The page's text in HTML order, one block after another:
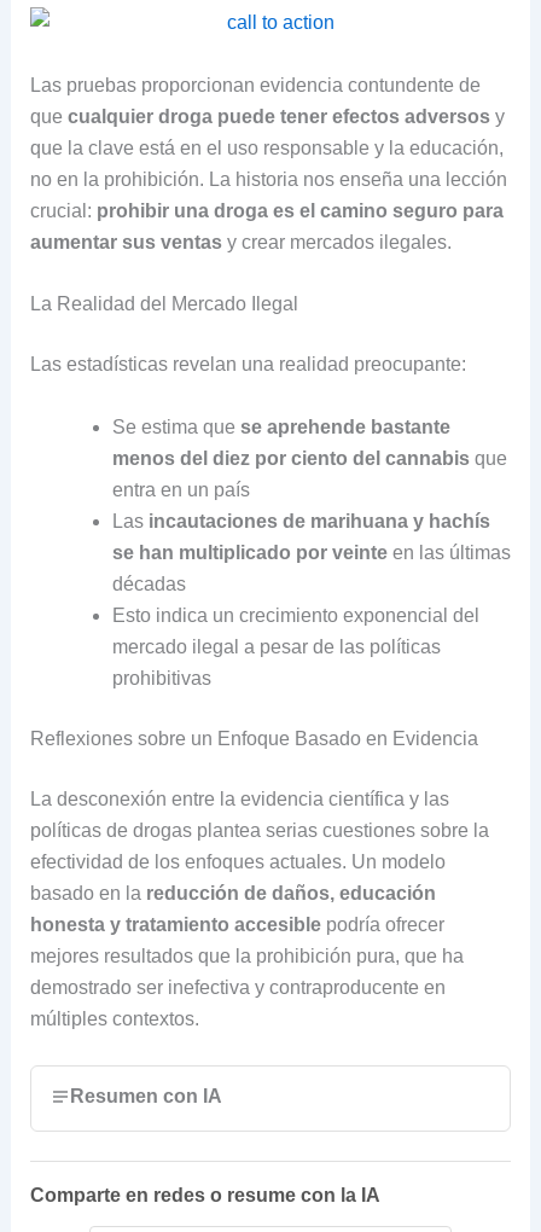
Las pruebas proporcionan evidencia contundente de
que cualquier droga puede tener efectos adversosy
que la clave está en el uso responsable y la educación,
no en la prohibición. La historia nos enseña una lección
crucial: prohibir una droga es el camino seguro para
aumentar sus ventasy crear mercados ilegales.
La Realidad del Mercado Ilegal
Las estadísticas revelan una realidad preocupante:
Se estima que se aprehende bastante
menos del diez por ciento del cannabisque
entra en un país
Las incautaciones de marihuana y hachís
se han multiplicado por veinteen las últimas
décadas
Esto indica un crecimiento exponencial del
mercado ilegal a pesar de las políticas
prohibitivas
Reflexiones sobre un Enfoque Basado en Evidencia
La desconexión entre la evidencia científica y las
políticas de drogas plantea serias cuestiones sobre la
efectividad de los enfoques actuales. Un modelo
basado en la reducción de daños, educación
honesta y tratamiento accesiblepodría ofrecer
mejores resultados que la prohibición pura, que ha
demostrado ser inefectiva y contraproducente en
múltiples contextos.
Resumen con IA
Comparte en redes o resume con la IA